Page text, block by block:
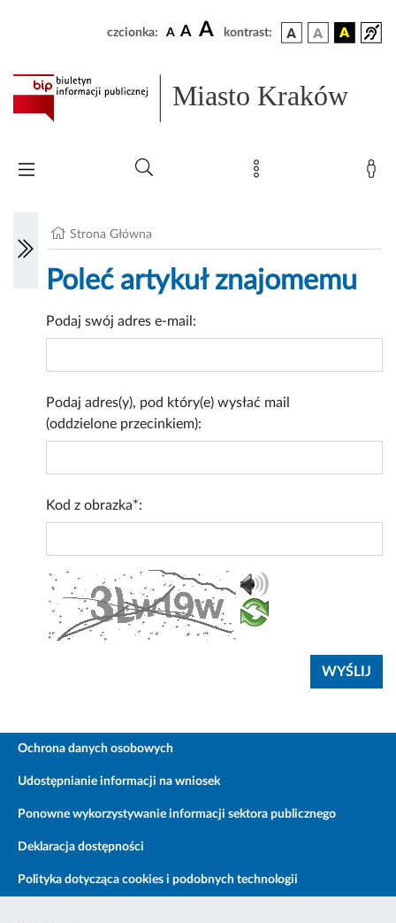
czcionka: A A A kontrast:
Miasto Kraków
Strona Główna
Poleć artykuł znajomemu
Podaj swój adres e-mail:
Podaj adres(y), pod który(e) wysłać mail
(oddzielone przecinkiem):
Kod z obrazka*:
Ochrona danych osobowych
Udostępnianie informacji na wniosek
Ponowne wykorzystywanie informacji sektora publicznego
Deklaracja dostępności
Polityka dotycząca cookies i podobnych technologii